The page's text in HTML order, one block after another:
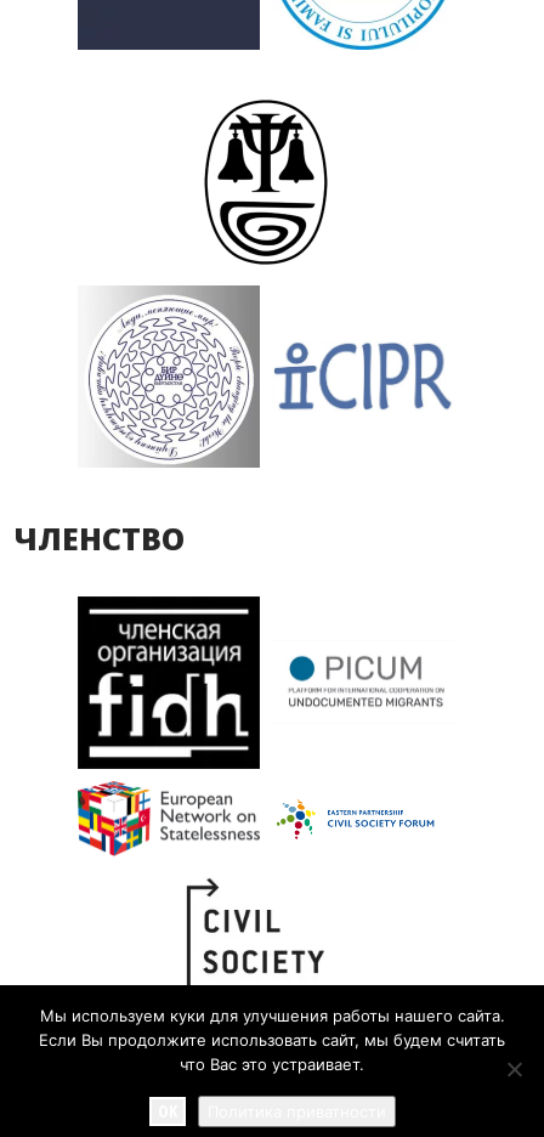
ЧЛЕНСТВО
Мы используем куки для улучшения работы нашего сайта.
Если Вы продолжите использовать сайт, мы будем считать
что Вас это устраивает.